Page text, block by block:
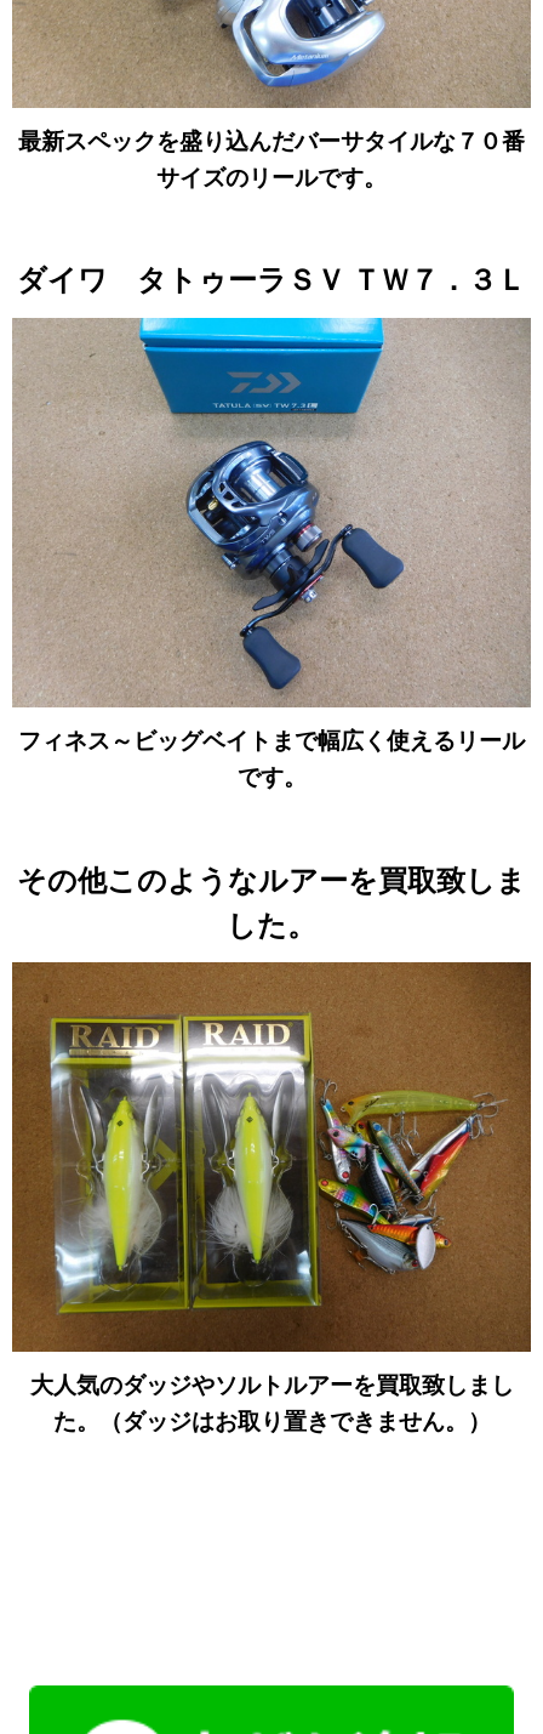
最新スペックを盛り込んだバーサタイルな７０番
サイズのリールです。
ダイワ タトゥーラＳＶ ＴＷ７．３Ｌ
フィネス～ビッグベイトまで幅広く使えるリール
です。
その他このようなルアーを買取致しま
した。
大人気のダッジやソルトルアーを買取致しまし
た。（ダッジはお取り置きできません。）